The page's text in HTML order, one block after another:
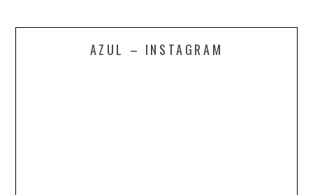
AZUL – INSTAGRAM